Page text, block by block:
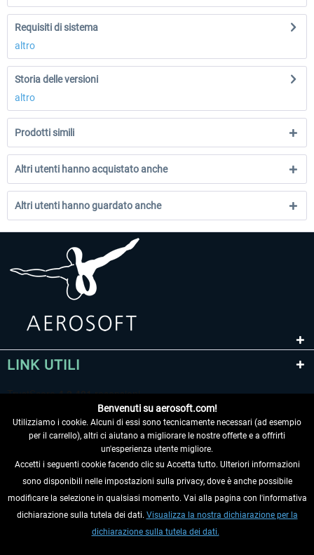
Requisiti di sistema
altro
Storia delle versioni
altro
Prodotti simili
Altri utenti hanno acquistato anche
Altri utenti hanno guardato anche
LINK UTILI
RECEDERE DAL CONTRATTO
INFORMAZIONI
Benvenuti su aerosoft.com!
Utilizziamo i cookie. Alcuni di essi sono tecnicamente necessari (ad esempio
per il carrello), altri ci aiutano a migliorare le nostre offerte e a offrirti
un'esperienza utente migliore.
Accetti i seguenti cookie facendo clic su Accetta tutto. Ulteriori informazioni
sono disponibili nelle impostazioni sulla privacy, dove è anche possibile
modificare la selezione in qualsiasi momento. Vai alla pagina con l'informativa
dichiarazione sulla tutela dei dati. Visualizza la nostra dichiarazione per la
dichiarazione sulla tutela dei dati.